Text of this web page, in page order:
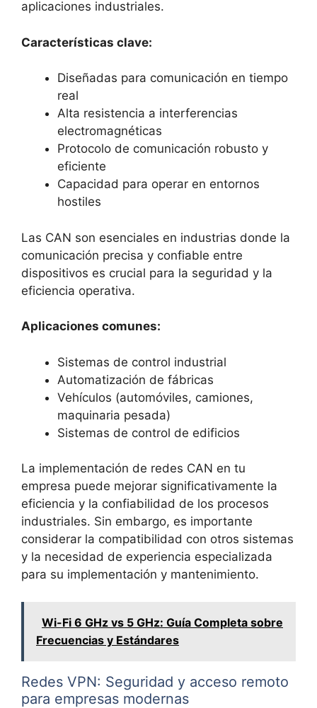
aplicaciones industriales.
Características clave:
Diseñadas para comunicación en tiempo
real
Alta resistencia a interferencias
electromagnéticas
Protocolo de comunicación robusto y
eficiente
Capacidad para operar en entornos
hostiles
Las CAN son esenciales en industrias donde la
comunicación precisa y confiable entre
dispositivos es crucial para la seguridad y la
eficiencia operativa.
Aplicaciones comunes:
Sistemas de control industrial
Automatización de fábricas
Vehículos (automóviles, camiones,
maquinaria pesada)
Sistemas de control de edificios
La implementación de redes CAN en tu
empresa puede mejorar significativamente la
eficiencia y la confiabilidad de los procesos
industriales. Sin embargo, es importante
considerar la compatibilidad con otros sistemas
y la necesidad de experiencia especializada
para su implementación y mantenimiento.
Wi-Fi 6 GHz vs 5 GHz: Guía Completa sobre
Frecuencias y Estándares
Redes VPN: Seguridad y acceso remoto
para empresas modernas